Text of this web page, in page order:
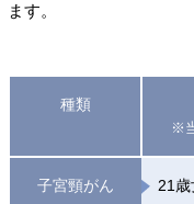
ます。
種類
※
子宮頸がん 21歳